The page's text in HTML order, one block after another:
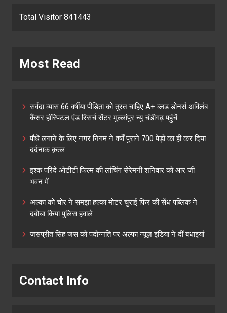
Total Visitor 841443
Most Read
सर्वदा व्यास 66 वर्षीया पीड़िता को तुरंत चाहिए A+ ब्लड डोनर्स अविलंब
कैंसर हॉस्पिटल एंड रिसर्च सेंटर मुल्लांपुर न्यु चंडीगढ़ पहुंचें
पौधे लगाने के लिए नगर निगम ने वर्षों पुराने 700 पेड़ों का ही कर दिया
दर्दनाक क़त्ल
इश्क परिंदे ओटीटी फिल्म की लांचिंग सेरेमनी शनिवार को आर जी
भवन में
अल्का को चोर ने समझा हल्का मोटर चुराई फिर की सेंध पब्लिक ने
दबोचा किया पुलिस हवाले
जसप्रीत सिंह जस को पदोन्नति पर अल्फा न्यूज़ इंडिया ने दीं बधाइयां
Contact Info